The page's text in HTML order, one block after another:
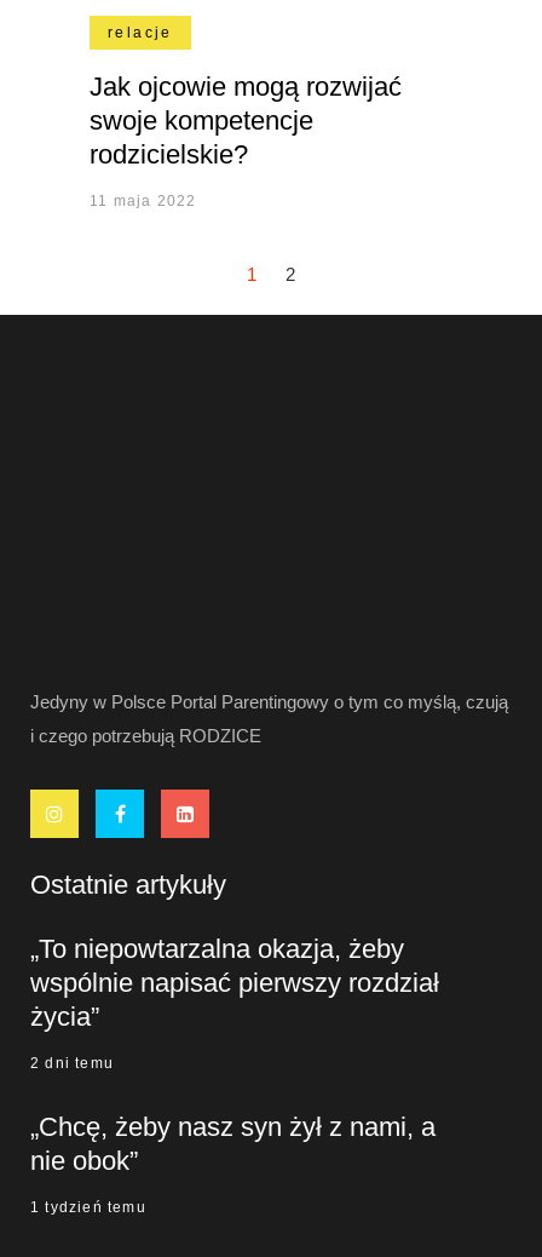
relacje
Jak ojcowie mogą rozwijać
swoje kompetencje
rodzicielskie?
11 maja 2022
1 2
Jedyny w Polsce Portal Parentingowy o tym co myślą, czują
i czego potrzebują RODZICE
Ostatnie artykuły
„To niepowtarzalna okazja, żeby
wspólnie napisać pierwszy rozdział
życia”
2 dni temu
„Chcę, żeby nasz syn żył z nami, a
nie obok”
1 tydzień temu